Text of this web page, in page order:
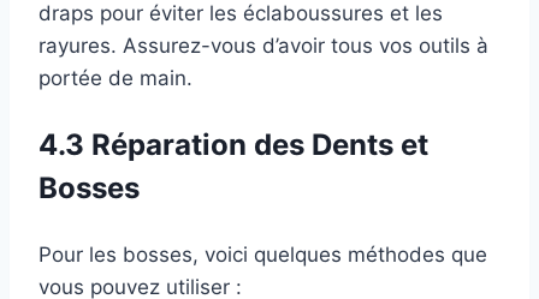
draps pour éviter les éclaboussures et les
rayures. Assurez-vous d’avoir tous vos outils à
portée de main.
4.3 Réparation des Dents et
Bosses
Pour les bosses, voici quelques méthodes que
vous pouvez utiliser :